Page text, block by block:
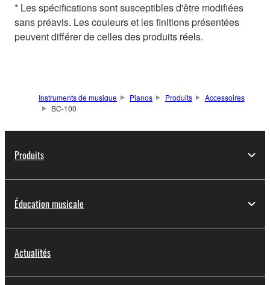
* Les spécifications sont susceptibles d'être modifiées
sans préavis. Les couleurs et les finitions présentées
peuvent différer de celles des produits réels.
Instruments de musique Pianos Produits
Accessoires
BC-100
Produits
Éducation musicale
Actualités